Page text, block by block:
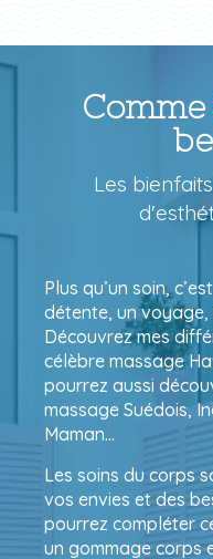
Les
Plus qu’un soin,
détente, un
Découvrez mes
célèbre massage
pourrez aussi
massage Suédois,
Maman…
Les soins du corps
vos envies et des
pourrez compléter
un gommage corps